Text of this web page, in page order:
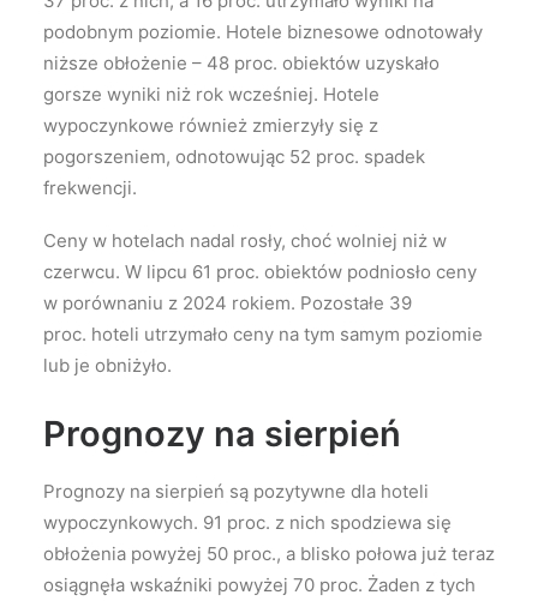
podobnym poziomie. Hotele biznesowe odnotowały
niższe obłożenie – 48 proc. obiektów uzyskało
gorsze wyniki niż rok wcześniej. Hotele
wypoczynkowe również zmierzyły się z
pogorszeniem, odnotowując 52 proc. spadek
frekwencji.
Ceny w hotelach nadal rosły, choć wolniej niż w
czerwcu. W lipcu 61 proc. obiektów podniosło ceny
w porównaniu z 2024 rokiem. Pozostałe 39
proc. hoteli utrzymało ceny na tym samym poziomie
lub je obniżyło.
Prognozy na sierpień
Prognozy na sierpień są pozytywne dla hoteli
wypoczynkowych. 91 proc. z nich spodziewa się
obłożenia powyżej 50 proc., a blisko połowa już teraz
osiągnęła wskaźniki powyżej 70 proc. Żaden z tych